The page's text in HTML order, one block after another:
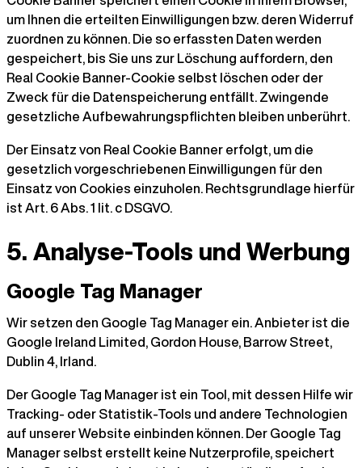
um Ihnen die erteilten Einwilligungen bzw. deren Widerruf
zuordnen zu können. Die so erfassten Daten werden
gespeichert, bis Sie uns zur Löschung auffordern, den
Real Cookie Banner-Cookie selbst löschen oder der
Zweck für die Datenspeicherung entfällt. Zwingende
gesetzliche Aufbewahrungspflichten bleiben unberührt.
Der Einsatz von Real Cookie Banner erfolgt, um die
gesetzlich vorgeschriebenen Einwilligungen für den
Einsatz von Cookies einzuholen. Rechtsgrundlage hierfür
ist Art. 6 Abs. 1 lit. c DSGVO.
5. Analyse-Tools und Werbung
Google Tag Manager
Wir setzen den Google Tag Manager ein. Anbieter ist die
Google Ireland Limited, Gordon House, Barrow Street,
Dublin 4, Irland.
Der Google Tag Manager ist ein Tool, mit dessen Hilfe wir
Tracking- oder Statistik-Tools und andere Technologien
auf unserer Website einbinden können. Der Google Tag
Manager selbst erstellt keine Nutzerprofile, speichert